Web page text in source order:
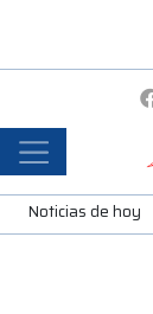
Noticias de hoy